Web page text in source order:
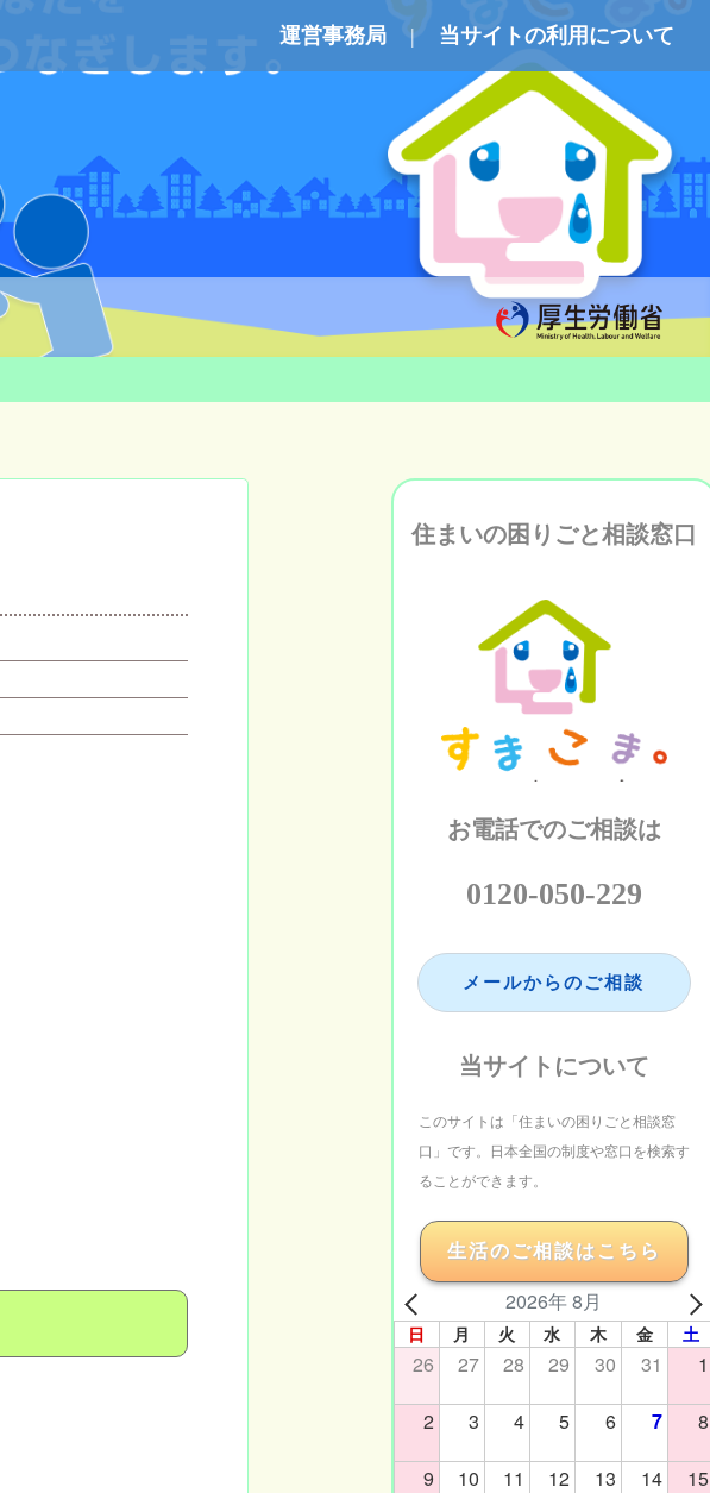
運営事務局 当サイトの利用について
住まいの困りごと相談窓口
お電話でのご相談は
0120-050-229
メールからのご相談
当サイトについて
このサイトは「住まいの困りごと相談窓
口」です。日本全国の制度や窓口を検索す
ることができます。
生活のご相談はこちら
2026年 8月
日 月 火 水 木 金 土
26 27 28 29 30 31 1
2 3 4 5 6 7 8
9 10 11 12 13 14 15